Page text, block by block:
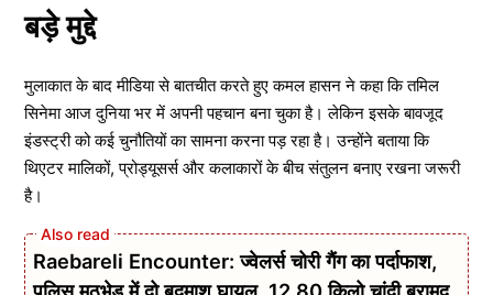
बड़े मुद्दे
मुलाकात के बाद मीडिया से बातचीत करते हुए कमल हासन ने कहा कि तमिल
सिनेमा आज दुनिया भर में अपनी पहचान बना चुका है। लेकिन इसके बावजूद
इंडस्ट्री को कई चुनौतियों का सामना करना पड़ रहा है। उन्होंने बताया कि
थिएटर मालिकों, प्रोड्यूसर्स और कलाकारों के बीच संतुलन बनाए रखना जरूरी
है।
Raebareli Encounter: ज्वेलर्स चोरी गैंग का पर्दाफाश,